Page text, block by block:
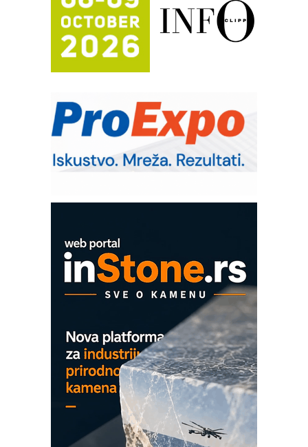
Automatizacija pakovanja · Display
(Shelf-Ready) omotnice
Potpuna efikasnost bez složenih
sistema
Trajna oznaka kao dugoročna korist
IB BLUMENAUER - više od 40 godina
poverenja u industriji
RMQ-TITAN ADVANCED INDICATOR
– Pametna signalizacija za efikasnije
upravljanje mašinama
era CNC merenja
Proizvodnja iC7 Hybrid 1500 VDC
mrežnog pretvarača sa tečnim
hlađenjem
COMBYPACK
EVOKS Maintenance Management